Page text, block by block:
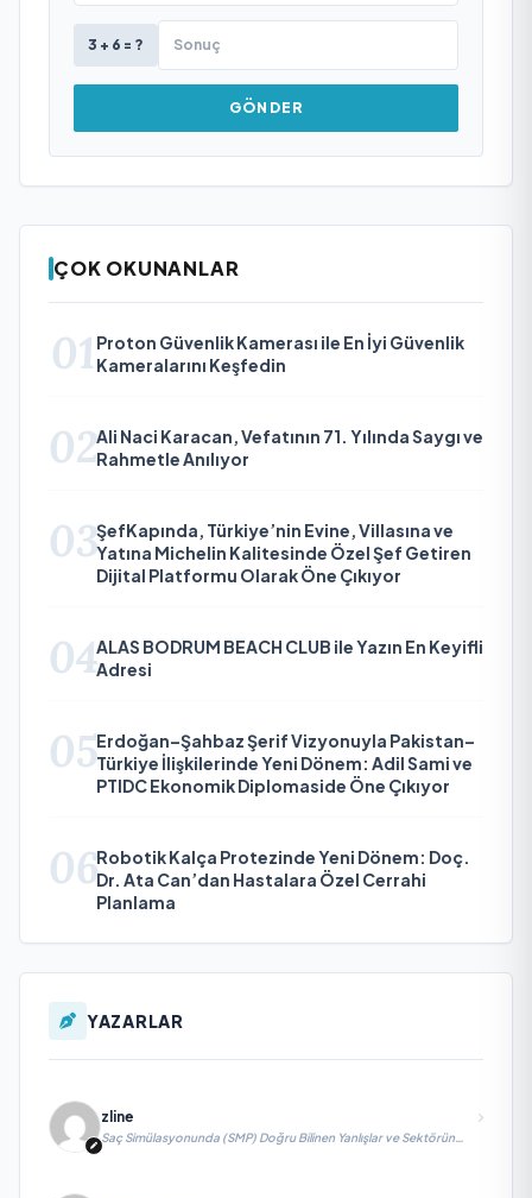
3 + 6 = ?
GÖNDER
ÇOK OKUNANLAR
01 Proton Güvenlik Kamerası ile En İyi Güvenlik
Kameralarını Keşfedin
02Ali Naci Karacan, Vefatının 71. Yılında Saygı ve
Rahmetle Anılıyor
03ŞefKapında, Türkiye’nin Evine, Villasına ve
Yatına Michelin Kalitesinde Özel Şef Getiren
Dijital Platformu Olarak Öne Çıkıyor
04ALAS BODRUM BEACH CLUB ile Yazın En Keyifli
Adresi
05Erdoğan–Şahbaz Şerif Vizyonuyla Pakistan–
Türkiye İlişkilerinde Yeni Dönem: Adil Sami ve
PTIDC Ekonomik Diplomaside Öne Çıkıyor
06Robotik Kalça Protezinde Yeni Dönem: Doç.
Dr. Ata Can’dan Hastalara Özel Cerrahi
Planlama
YAZARLAR
zline
Saç Simülasyonunda (SMP) Doğru Bilinen Yanlışlar ve Sektörün